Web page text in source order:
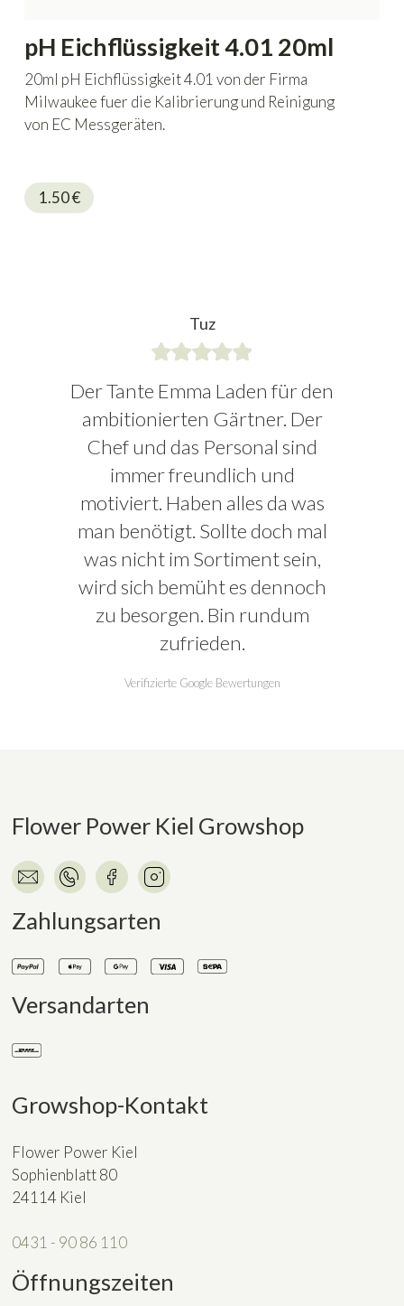
pH Eichflüssigkeit 4.01 20ml
20ml pH Eichflüssigkeit 4.01 von der Firma
Milwaukee fuer die Kalibrierung und Reinigung
von EC Messgeräten.
1.50€
Tuz
Der Tante Emma Laden für den
ambitionierten Gärtner. Der
Chef und das Personal sind
immer freundlich und
motiviert. Haben alles da was
man benötigt. Sollte doch mal
was nicht im Sortiment sein,
wird sich bemüht es dennoch
zu besorgen. Bin rundum
zufrieden.
Verifizierte Google Bewertungen
Flower Power Kiel Growshop
Zahlungsarten
Versandarten
Growshop-Kontakt
Flower Power Kiel
Sophienblatt 80
24114 Kiel
0431 - 90 86 110
Öffnungszeiten